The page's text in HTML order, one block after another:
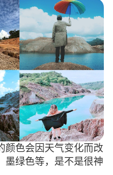
颜色会因天气变化而改
墨绿色等，是不是很神